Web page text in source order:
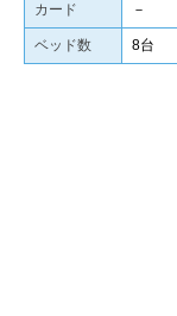
カード －
ベッド数 8台